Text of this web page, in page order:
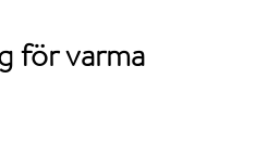
för varma